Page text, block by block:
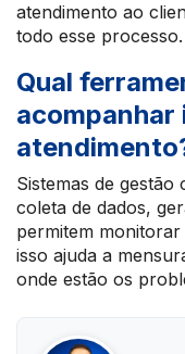
atendimento ao
todo esse processo.
Qual
acompanhar
Sistemas de gestão
coleta de dados,
permitem monitorar
isso ajuda a
onde estão os